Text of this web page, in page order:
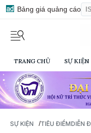
Bảng giá quảng cáo
TRANG CHỦ SỰ KIỆN
SỰ KIỆN /TIÊU ĐIỂMDIỄN